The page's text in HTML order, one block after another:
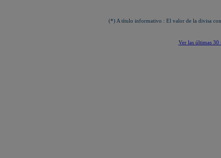
(*) A título informativo : El valor de la divisa
Ver las últimas 30